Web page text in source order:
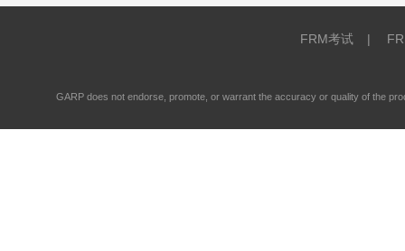
FRM考试 |
GARP does not endorse, promote, or warrant the accuracy or quality of the